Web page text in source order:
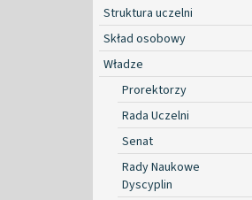
Struktura uczelni
Skład osobowy
Władze
Prorektorzy
Rada Uczelni
Senat
Rady Naukowe
Dyscyplin